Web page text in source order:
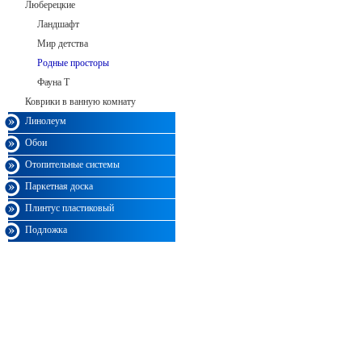
Люберецкие
Ландшафт
Мир детства
Родные просторы
Фауна Т
Коврики в ванную комнату
Линолеум
Обои
Отопительные системы
Паркетная доска
Плинтус пластиковый
Подложка